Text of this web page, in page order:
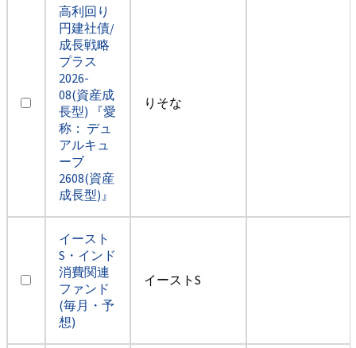
高利回り
円建社債/
成長戦略
プラス
2026-
08(資産成
長型) 『愛
称： デュ
アルキュ
ーブ
2608(資産
成長型)』
りそな
イースト
S・インド
消費関連
ファンド
(毎月・予
想)
イーストS